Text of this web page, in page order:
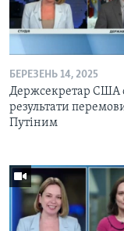
БЕРЕЗЕНЬ 14, 2025
Держсекретар США
результати
Путіним